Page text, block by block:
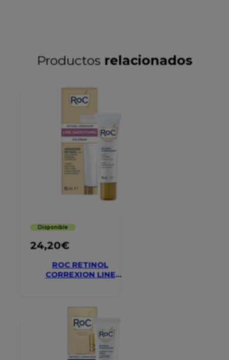
Productos relacionados
Disponible
24,20€
ROC RETINOL
CORREXION LINE